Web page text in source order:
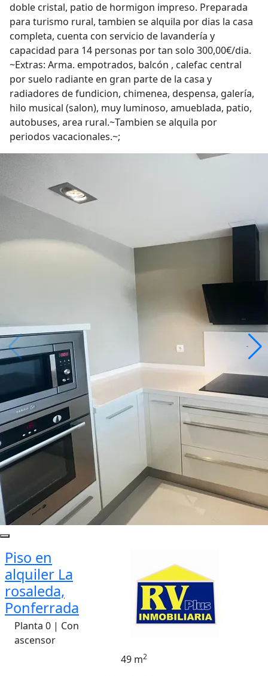
doble cristal, patio de hormigon impreso. Preparada
para turismo rural, tambien se alquila por dias la casa
completa, cuenta con servicio de lavandería y
capacidad para 14 personas por tan solo 300,00€/dia.
~Extras: Arma. empotrados, balcón , calefac central
por suelo radiante en gran parte de la casa y
radiadores de fundicion, chimenea, despensa, galería,
hilo musical (salon), muy luminoso, amueblada, patio,
autobuses, area rural.~Tambien se alquila por
periodos vacacionales.~;
Piso en
alquiler La
rosaleda,
Ponferrada
Planta 0 | Con
ascensor
49 m2